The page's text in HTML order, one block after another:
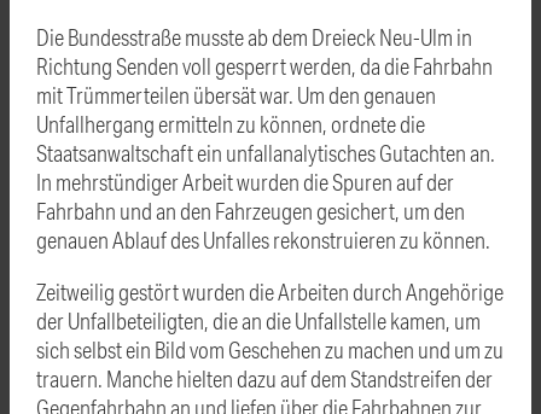
Die Bundesstraße musste ab dem Dreieck Neu-Ulm in
Richtung Senden voll gesperrt werden, da die Fahrbahn
mit Trümmerteilen übersät war. Um den genauen
Unfallhergang ermitteln zu können, ordnete die
Staatsanwaltschaft ein unfallanalytisches Gutachten an.
In mehrstündiger Arbeit wurden die Spuren auf der
Fahrbahn und an den Fahrzeugen gesichert, um den
genauen Ablauf des Unfalles rekonstruieren zu können.
Zeitweilig gestört wurden die Arbeiten durch Angehörige
der Unfallbeteiligten, die an die Unfallstelle kamen, um
sich selbst ein Bild vom Geschehen zu machen und um zu
trauern. Manche hielten dazu auf dem Standstreifen der
Gegenfahrbahn an und liefen über die Fahrbahnen zur